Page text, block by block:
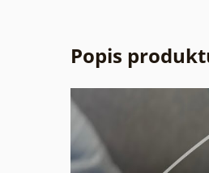
Popis